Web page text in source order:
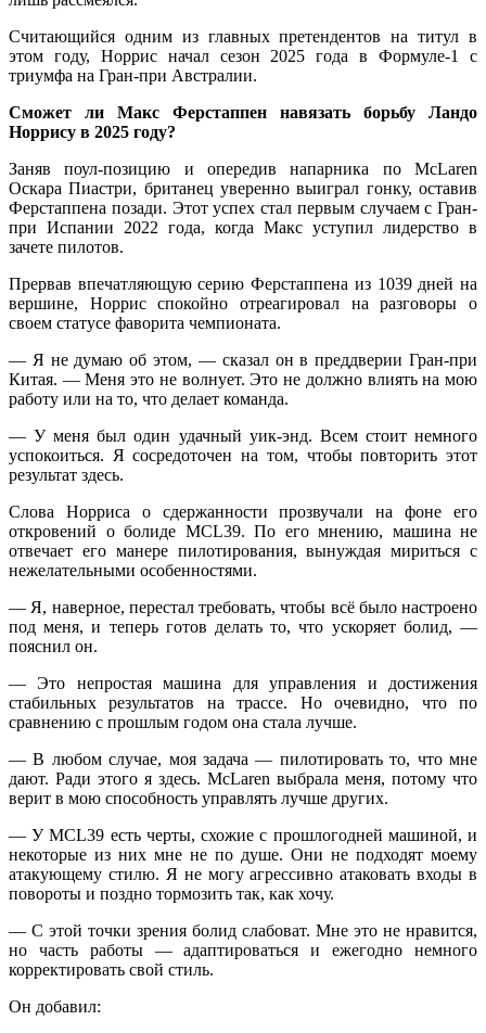
Считающийся одним из главных претендентов на титул в
этом году, Норрис начал сезон 2025 года в Формуле-1 с
триумфа на Гран-при Австралии.
Сможет ли Макс Ферстаппен навязать борьбу Ландо
Норрису в 2025 году?
Заняв поул-позицию и опередив напарника по McLaren
Оскара Пиастри, британец уверенно выиграл гонку, оставив
Ферстаппена позади. Этот успех стал первым случаем с Гран-
при Испании 2022 года, когда Макс уступил лидерство в
зачете пилотов.
Прервав впечатляющую серию Ферстаппена из 1039 дней на
вершине, Норрис спокойно отреагировал на разговоры о
своем статусе фаворита чемпионата.
— Я не думаю об этом, — сказал он в преддверии Гран-при
Китая. — Меня это не волнует. Это не должно влиять на мою
работу или на то, что делает команда.
— У меня был один удачный уик-энд. Всем стоит немного
успокоиться. Я сосредоточен на том, чтобы повторить этот
результат здесь.
Слова Норриса о сдержанности прозвучали на фоне его
откровений о болиде MCL39. По его мнению, машина не
отвечает его манере пилотирования, вынуждая мириться с
нежелательными особенностями.
— Я, наверное, перестал требовать, чтобы всё было настроено
под меня, и теперь готов делать то, что ускоряет болид, —
пояснил он.
— Это непростая машина для управления и достижения
стабильных результатов на трассе. Но очевидно, что по
сравнению с прошлым годом она стала лучше.
— В любом случае, моя задача — пилотировать то, что мне
дают. Ради этого я здесь. McLaren выбрала меня, потому что
верит в мою способность управлять лучше других.
— У MCL39 есть черты, схожие с прошлогодней машиной, и
некоторые из них мне не по душе. Они не подходят моему
атакующему стилю. Я не могу агрессивно атаковать входы в
повороты и поздно тормозить так, как хочу.
— С этой точки зрения болид слабоват. Мне это не нравится,
но часть работы — адаптироваться и ежегодно немного
корректировать свой стиль.
Он добавил: